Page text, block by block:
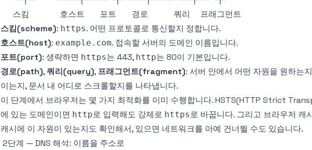
스킴(scheme): https. 어떤 프로토콜로 통신할지 정합니다.
호스트(host): example.com. 접속할 서버의 도메인 이름입니다.
포트(port): 생략하면 https는 443, http는 80이 기본입니다.
경로(path),쿼리(query), 프래그먼트(fragment): 서버 안에서 어떤 자원을 원하는
이는지, 문서 내 어디로 스크롤할지를 나타냅니다.
이 단계에서 브라우저는 몇 가지 최적화를 이미 수행합니다. HSTS(HTTP Strict
에 있는 도메인이면 http로 입력해도 강제로 https로 바꿉니다. 그리고 브라우저 캐
캐시에 이 자원이 있는지도 확인해서, 있으면 네트워크를 아예 건너뛸 수도 있습니다.
2단계 — DNS 해석: 이름을 주소로